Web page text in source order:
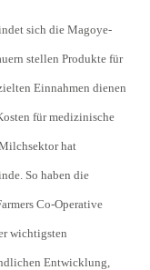
sich die Magoye-
stellen Produkte für
Einnahmen dienen
für medizinische
hat
So haben die
Co-Operative
wichtigsten
Entwicklung,